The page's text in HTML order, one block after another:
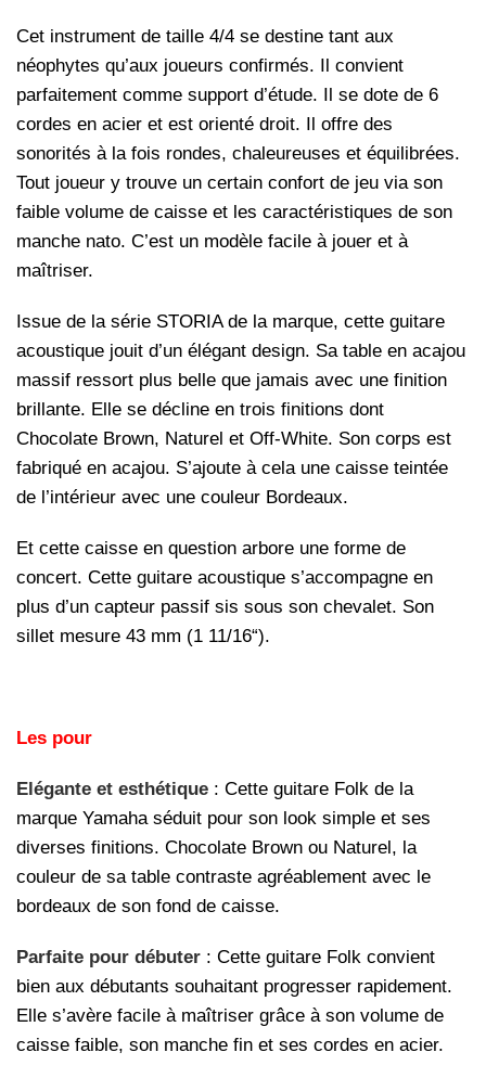
Cet instrument de taille 4/4 se destine tant aux
néophytes qu’aux joueurs confirmés. Il convient
parfaitement comme support d’étude. Il se dote de 6
cordes en acier et est orienté droit. Il offre des
sonorités à la fois rondes, chaleureuses et équilibrées.
Tout joueur y trouve un certain confort de jeu via son
faible volume de caisse et les caractéristiques de son
manche nato. C’est un modèle facile à jouer et à
maîtriser.
Issue de la série STORIA de la marque, cette guitare
acoustique jouit d’un élégant design. Sa table en acajou
massif ressort plus belle que jamais avec une finition
brillante. Elle se décline en trois finitions dont
Chocolate Brown, Naturel et Off-White. Son corps est
fabriqué en acajou. S’ajoute à cela une caisse teintée
de l’intérieur avec une couleur Bordeaux.
Et cette caisse en question arbore une forme de
concert. Cette guitare acoustique s’accompagne en
plus d’un capteur passif sis sous son chevalet. Son
sillet mesure 43 mm (1 11/16“).
Les pour
Elégante et esthétique : Cette guitare Folk de la
marque Yamaha séduit pour son look simple et ses
diverses finitions. Chocolate Brown ou Naturel, la
couleur de sa table contraste agréablement avec le
bordeaux de son fond de caisse.
Parfaite pour débuter : Cette guitare Folk convient
bien aux débutants souhaitant progresser rapidement.
Elle s’avère facile à maîtriser grâce à son volume de
caisse faible, son manche fin et ses cordes en acier.